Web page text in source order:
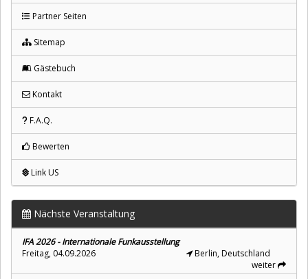
Partner Seiten
Sitemap
Gästebuch
Kontakt
F.A.Q.
Bewerten
Link US
Nächste Veranstaltung
IFA 2026 - Internationale Funkausstellung
Freitag, 04.09.2026
Berlin, Deutschland
weiter